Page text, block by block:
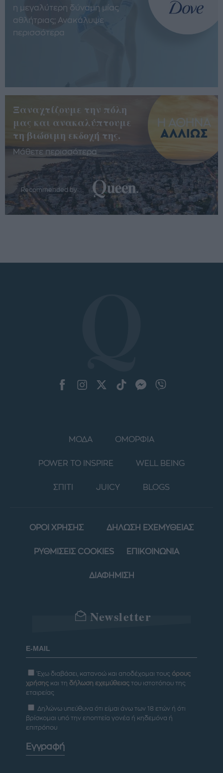
η μεγαλύτερη δύναμη μίας
αθλήτριας; Ανακάλυψε
περισσότερα
Ξαναχτίζουμε την πόλη
μας και ανακαλύπτουμε
τη βιώσιμη εκδοχή της.
Μάθετε περισσότερα
Recommended by
ΜΟΔΑ ΟΜΟΡΦΙΑ
POWER TO INSPIRE WELL BEING
ΣΠΙΤΙ JUICY BLOGS
ΟΡΟΙ ΧΡΗΣΗΣ ΔΗΛΩΣΗ ΕΧΕΜΥΘΕΙΑΣ
ΡΥΘΜΙΣΕΙΣ COOKIES ΕΠΙΚΟΙΝΩΝΙΑ
ΔΙΑΦΗΜΙΣΗ
Newsletter
Έχω διαβάσει, κατανοώ και αποδέχομαι τους όρους
χρήσης και τη δήλωση εχεμύθειας του ιστοτόπου της
εταιρείας
Δηλώνω υπεύθυνα ότι είμαι άνω των 18 ετών ή ότι
βρίσκομαι υπό την εποπτεία γονέα ή κηδεμόνα ή
επιτρόπου
Εγγραφή